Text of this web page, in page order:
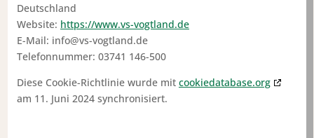
Deutschland
Website: https://www.vs-vogtland.de
E-Mail: info@vs-vogtland.de
Telefonnummer: 03741 146-500
Diese Cookie-Richtlinie wurde mit cookiedatabase.org
am 11. Juni 2024 synchronisiert.